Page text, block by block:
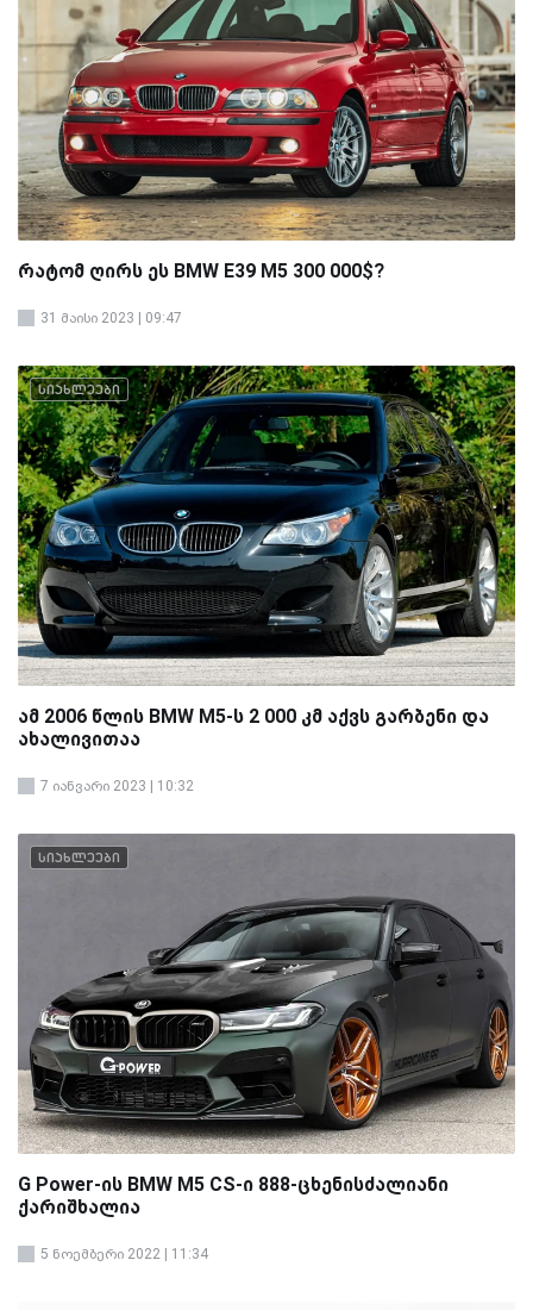
რატომ ღირს ეს BMW E39 M5 300 000$?
31 მაისი 2023 | 09:47
სიახლეები
ამ 2006 წლის BMW M5-ს 2 000 კმ აქვს გარბენი და
ახალივითაა
7 იანვარი 2023 | 10:32
სიახლეები
G Power-ის BMW M5 CS-ი 888-ცხენისძალიანი
ქარიშხალია
5 ნოემბერი 2022 | 11:34